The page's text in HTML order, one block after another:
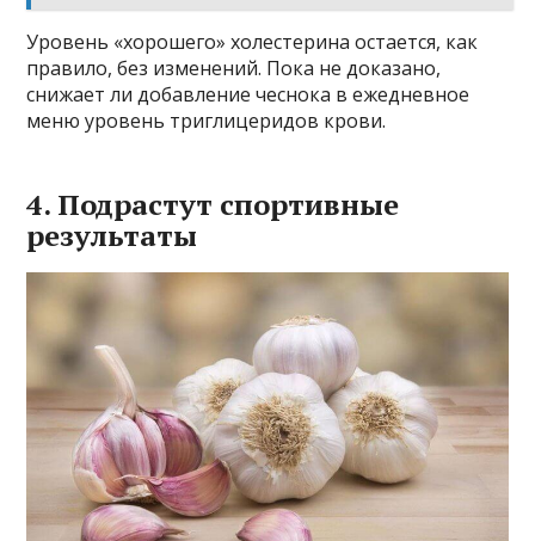
Уровень «хорошего» холестерина остается, как
правило, без изменений. Пока не доказано,
снижает ли добавление чеснока в ежедневное
меню уровень триглицеридов крови.
4. Подрастут спортивные
результаты